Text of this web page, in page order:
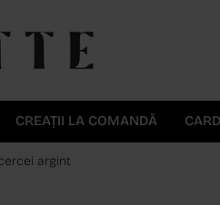
CREAȚII LA COMANDĂ
argint